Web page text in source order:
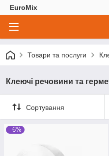
EuroMix
Товари та послуги
Клеючі речовини та
Сортування
–6%